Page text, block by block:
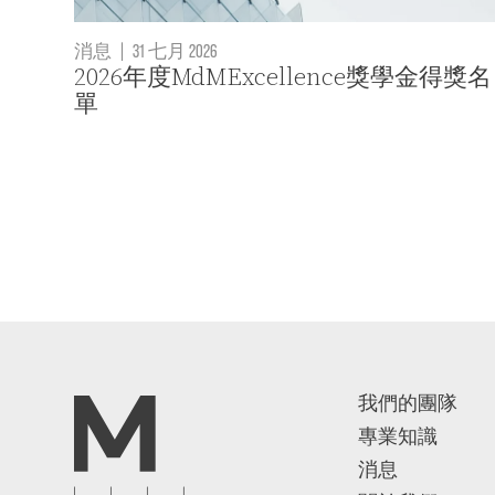
消息 | 31 七月 2026
2026年度MdMExcellence獎學金得獎名
單
我們的團隊
專業知識
消息